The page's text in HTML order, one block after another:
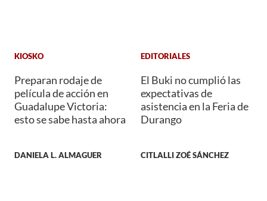
KIOSKO
Preparan rodaje de
película de acción en
Guadalupe Victoria:
esto se sabe hasta ahora
DANIELA L. ALMAGUER
EDITORIALES
El Buki no cumplió las
expectativas de
asistencia en la Feria de
Durango
CITLALLI ZOÉ SÁNCHEZ